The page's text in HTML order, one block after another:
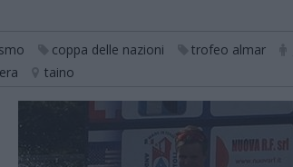
coppa delle nazioni trofeo almar
taino